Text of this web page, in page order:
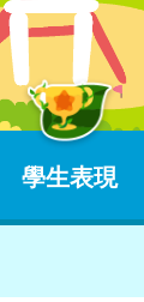
學生表現